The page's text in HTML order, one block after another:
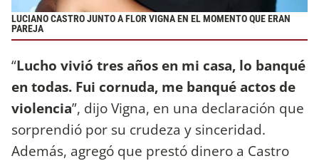
LUCIANO CASTRO JUNTO A FLOR VIGNA EN EL MOMENTO QUE ERAN
PAREJA
“Lucho vivió tres años en mi casa, lo banqué
en todas. Fui cornuda, me banqué actos de
violencia”, dijo Vigna, en una declaración que
sorprendió por su crudeza y sinceridad.
Además, agregó que prestó dinero a Castro